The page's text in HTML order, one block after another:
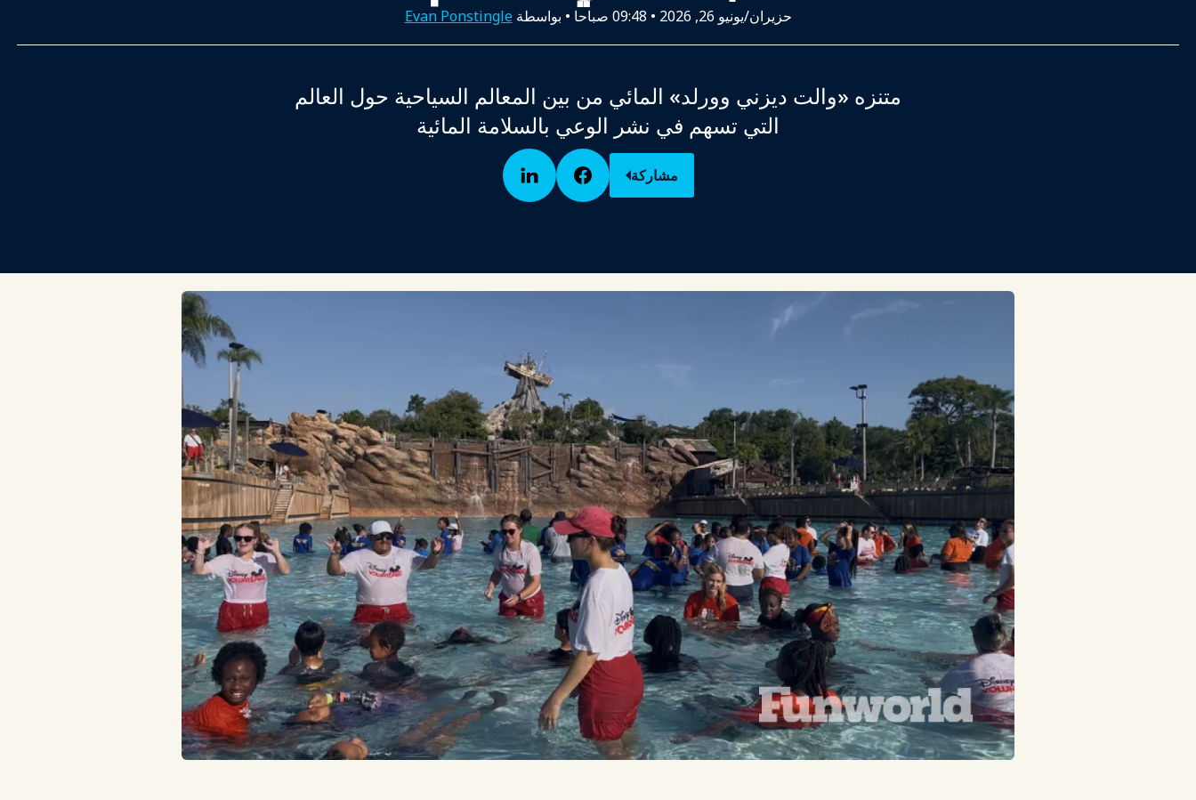
حزيران/يونيو 26, 2026 • 09:48 صباحا • بواسطة Evan Ponstingle
متنزه «والت ديزني وورلد» المائي من بين المعالم السياحية حول العالم
التي تسهم في نشر الوعي بالسلامة المائية
مشاركة